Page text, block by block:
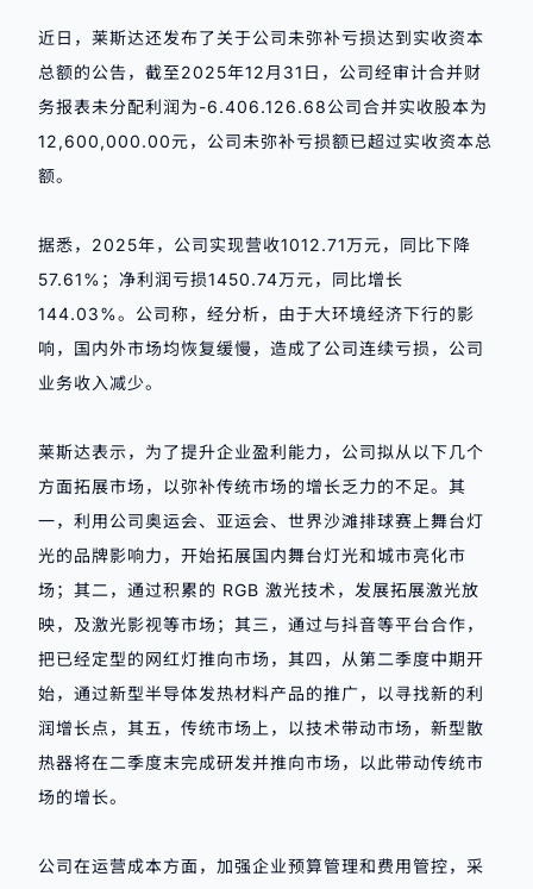
近日，莱斯达还发布了关于公司未弥补亏损达到实收资本
总额的公告，截至2025年12月31日，公司经审计合并财
务报表未分配利润为-6.406.126.68公司合并实收股本为
12,600,000.00元，公司未弥补亏损额已超过实收资本总
额。
据悉，2025年，公司实现营收1012.71万元，同比下降
57.61%；净利润亏损1450.74万元，同比增长
144.03%。公司称，经分析，由于大环境经济下行的影
响，国内外市场均恢复缓慢，造成了公司连续亏损，公司
业务收入减少。
莱斯达表示，为了提升企业盈利能力，公司拟从以下几个
方面拓展市场，以弥补传统市场的增长乏力的不足。其
一，利用公司奥运会、亚运会、世界沙滩排球赛上舞台灯
光的品牌影响力，开始拓展国内舞台灯光和城市亮化市
场；其二，通过积累的 RGB 激光技术，发展拓展激光放
映，及激光影视等市场；其三，通过与抖音等平台合作，
把已经定型的网红灯推向市场，其四，从第二季度中期开
始，通过新型半导体发热材料产品的推广，以寻找新的利
润增长点，其五，传统市场上，以技术带动市场，新型散
热器将在二季度末完成研发并推向市场，以此带动传统市
场的增长。
公司在运营成本方面，加强企业预算管理和费用管控，采